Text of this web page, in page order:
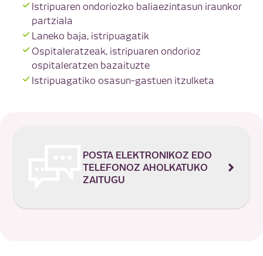
Istripuaren ondoriozko baliaezintasun iraunkor
partziala
Laneko baja, istripuagatik
Ospitaleratzeak, istripuaren ondorioz
ospitaleratzen bazaituzte
Istripuagatiko osasun-gastuen itzulketa
POSTA ELEKTRONIKOZ EDO
TELEFONOZ AHOLKATUKO
ZAITUGU